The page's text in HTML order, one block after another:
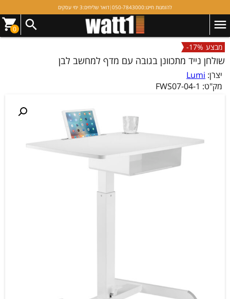
להזמנות חייגו:050-7843000
|דואר שליחים:3 ימי עסקים
0
מבצע -17%
שולחן נייד מתכוונן בגובה עם מדף למחשב לבן
יצרן: Lumi
מק"ט: FWS07-04-1